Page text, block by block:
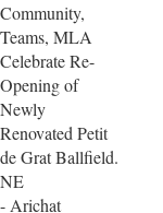
Community,
Teams, MLA
Celebrate Re-
Opening of
Newly
Renovated Petit
de Grat Ballfield.
NE
- Arichat